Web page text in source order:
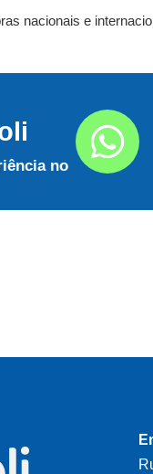
nacionais e
no